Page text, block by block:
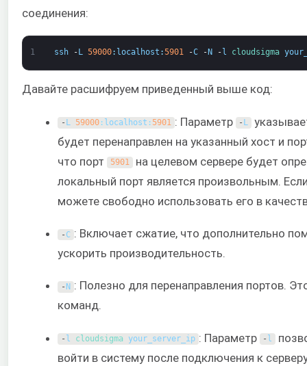
соединения:
1 ssh - L 59000: localhost :5901 -C - N - l cloudsigma
Давайте расшифруем приведенный выше код:
- L 59000: localhost : 5901 : Параметр - L
будет перенаправлен на указанный хост и
что порт
5901 на целевом сервере будет
локальный порт является произвольным.
можете свободно использовать его в
- C : Включает сжатие, что дополнительно
ускорить производительность.
- N : Полезно для перенаправления портов.
команд.
- l cloudsigma your_server_ip : Параметр - l
войти в систему после подключения к